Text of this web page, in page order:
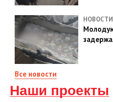
Все новости
Наши проекты